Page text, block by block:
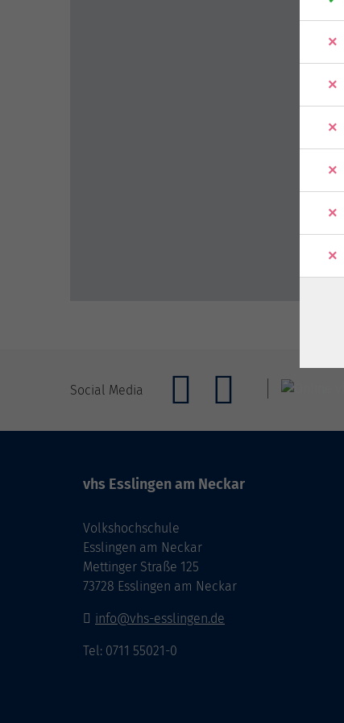
Social Media
vhs Esslingen am Neckar
Volkshochschule
Esslingen am Neckar
Mettinger Straße 125
73728 Esslingen am Neckar
info@vhs-esslingen.de
Tel: 0711 55021-0